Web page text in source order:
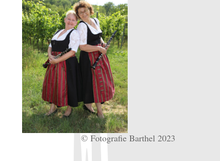
© Fotografie Barthel 2023